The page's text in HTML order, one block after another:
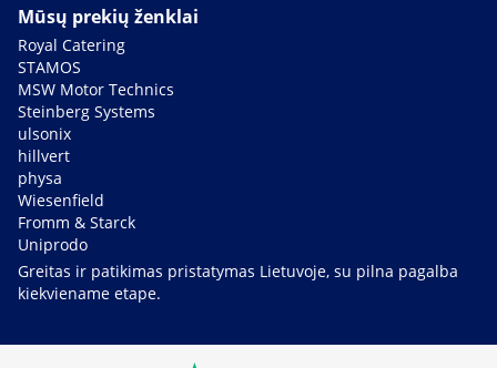
Mūsų prekių ženklai
Royal Catering
STAMOS
MSW Motor Technics
Steinberg Systems
ulsonix
hillvert
physa
Wiesenfield
Fromm & Starck
Uniprodo
Greitas ir patikimas pristatymas Lietuvoje, su pilna pagalba
kiekviename etape.